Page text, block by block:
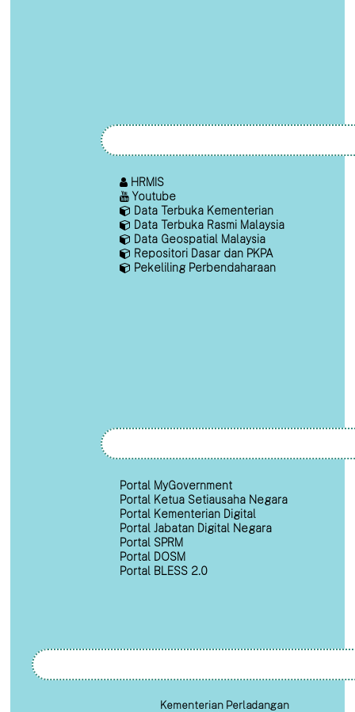
HRMIS
Youtube
Data Terbuka Kementerian
Data Terbuka Rasmi Malaysia
Data Geospatial Malaysia
Repositori Dasar dan PKPA
Pekeliling Perbendaharaan
Portal MyGovernment
Portal Ketua Setiausaha Negara
Portal Kementerian Digital
Portal Jabatan Digital Negara
Portal SPRM
Portal DOSM
Portal BLESS 2.0
Kementerian Perladangan